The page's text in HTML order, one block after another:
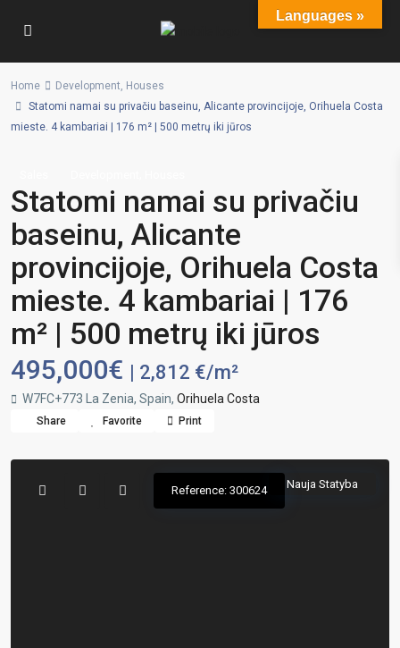
Home Development, Houses
Statomi namai su privačiu baseinu, Alicante provincijoje, Orihuela Costa
mieste. 4 kambariai | 176 m² | 500 metrų iki jūros
Statomi namai su privačiu
baseinu, Alicante
provincijoje, Orihuela Costa
mieste. 4 kambariai | 176
m² | 500 metrų iki jūros
495,000€ | 2,812 €/m²
W7FC+773 La Zenia, Spain, Orihuela Costa
Share Favorite Print
Nauja Statyba
Reference: 300624
Languages »